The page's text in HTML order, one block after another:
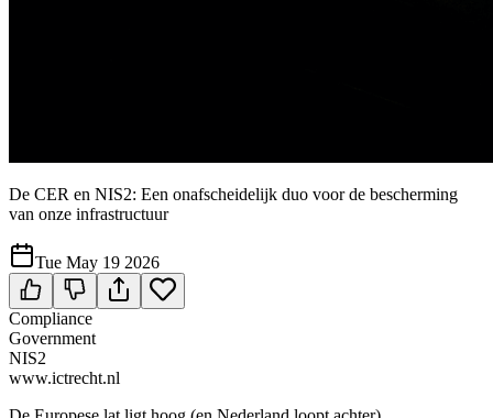
De CER en NIS2: Een onafscheidelijk duo voor de bescherming
van onze infrastructuur
Tue May 19 2026
Compliance
Government
NIS2
www.ictrecht.nl